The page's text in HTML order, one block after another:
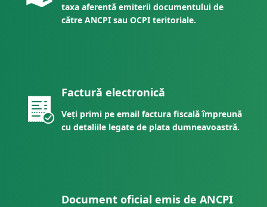
taxa aferentă emiterii documentului de
către ANCPI sau OCPI teritoriale.
Factură electronică
Veți primi pe email factura fiscală împreună
cu detaliile legate de plata dumneavoastră.
Document oficial emis de ANCPI